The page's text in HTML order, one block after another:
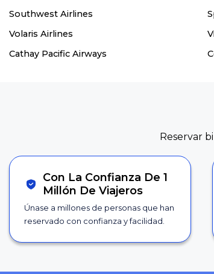
Southwest Airlines
Volaris Airlines
Cathay Pacific Airways
Reservar
Con La Confianza De 1
Millón De Viajeros
Únase a millones de personas que han
reservado con confianza y facilidad.